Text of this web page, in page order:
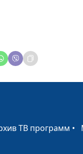
ТВ программ •